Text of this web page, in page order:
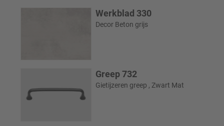
Werkblad 330
Decor Beton grijs
Greep 732
Gietijzeren greep , Zwart Mat